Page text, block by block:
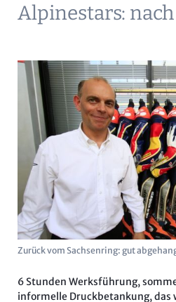
Alpinestars:
Zurück vom Sachsenring: gut
6 Stunden Werksführung,
informelle Druckbetankung, das